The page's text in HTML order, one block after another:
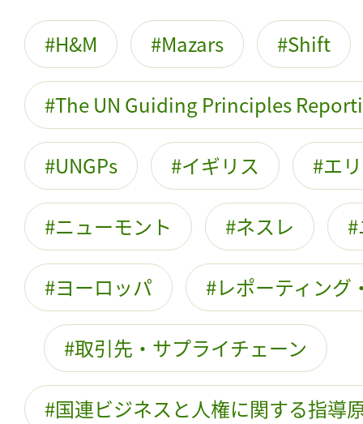
H&M Mazars Shift
The UN Guiding Principles
UNGPs イギリス エ
ニューモント ネスレ
ヨーロッパ レポーティング
取引先・サプライチェーン
国連ビジネスと人権に関する指導